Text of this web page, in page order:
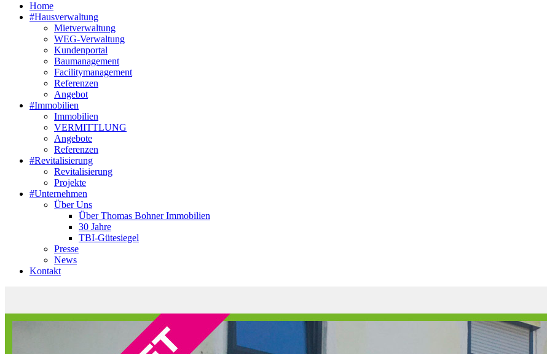
Home
#Hausverwaltung
Mietverwaltung
WEG-Verwaltung
Kundenportal
Baumanagement
Facilitymanagement
Referenzen
Angebot
#Immobilien
Immobilien
VERMITTLUNG
Angebote
Referenzen
#Revitalisierung
Revitalisierung
Projekte
#Unternehmen
Über Uns
Über Thomas Bohner Immobilien
30 Jahre
TBI-Gütesiegel
Presse
News
Kontakt